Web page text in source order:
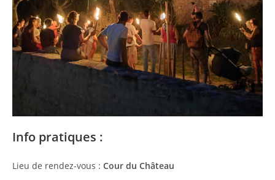
Info pratiques :
Lieu de rendez-vous : Cour du Château